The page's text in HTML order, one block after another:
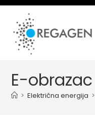
Skip
content
E-obrazac
> Električna energija >